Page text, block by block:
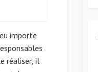
importe
réaliser, il